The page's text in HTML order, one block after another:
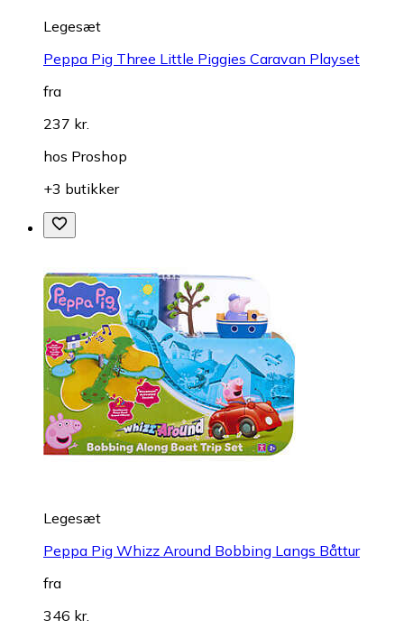
Legesæt
Peppa Pig Three Little Piggies Caravan Playset
fra
237 kr.
hos Proshop
+3 butikker
Legesæt
Peppa Pig Whizz Around Bobbing Langs Båttur
fra
346 kr.